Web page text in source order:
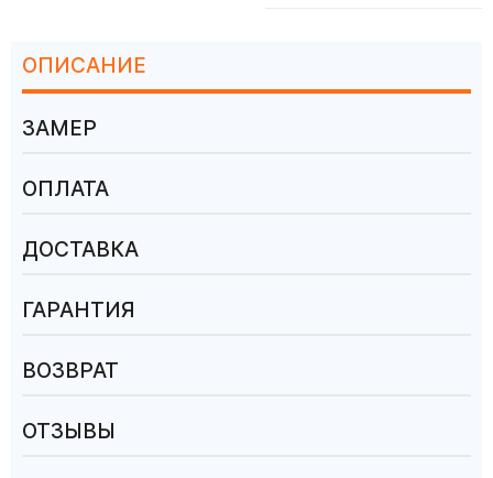
ОПИСАНИЕ
ЗАМЕР
ОПЛАТА
ДОСТАВКА
ГАРАНТИЯ
ВОЗВРАТ
ОТЗЫВЫ